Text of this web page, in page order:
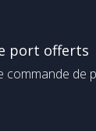
port offerts
commande de